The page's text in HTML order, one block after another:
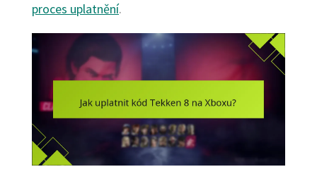
proces uplatnění.